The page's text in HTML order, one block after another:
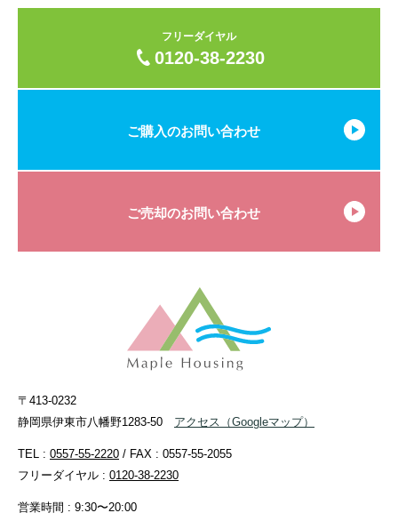
フリーダイヤル
0120-38-2230
ご購入のお問い合わせ
ご売却のお問い合わせ
〒413-0232
静岡県伊東市八幡野1283-50
アクセス （Googleマップ）
TEL : 0557-55-2220 / FAX : 0557-55-2055
フリーダイヤル : 0120-38-2230
営業時間 : 9:30〜20:00